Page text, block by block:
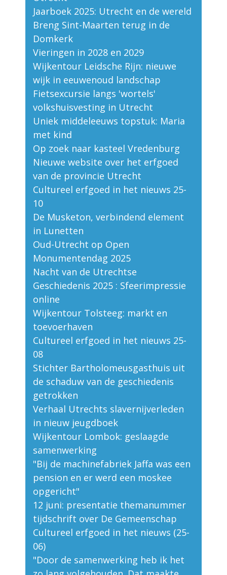
Jaarboek 2025: Utrecht en de wereld
Breng Sint-Maarten terug in de
Domkerk
Vieringen in 2028 en 2029
Wijkentour Leidsche Rijn: nieuwe
wijk in eeuwenoud landschap
Fietsexcursie langs 'wortels'
volkshuisvesting in Utrecht
Uniek middeleeuws topstuk: Maria
met kind
Op zoek naar kasteel Vredenburg
Nieuwe website over het erfgoed
van de provincie Utrecht
Cultureel erfgoed in het nieuws 25-
10
De Musketon, verbindend element
in Lunetten
Oud-Utrecht op Open
Monumentendag 2025
Nacht van de Utrechtse
Geschiedenis 2025 : Sfeerimpressie
online
Wijkentour Tolsteeg: markt en
toevoerhaven
Cultureel erfgoed in het nieuws 25-
08
Stichter Bartholomeusgasthuis uit
de schaduw van de geschiedenis
getrokken
Verhaal Utrechts slavernijverleden
in nieuw jeugdboek
Wijkentour Lombok: geslaagde
samenwerking
"Bij de machinefabriek Jaffa was een
pension en er werd een moskee
opgericht"
12 juni: presentatie themanummer
tijdschrift over De Gemeenschap
Cultureel erfgoed in het nieuws (25-
06)
"Door de samenwerking heb ik het